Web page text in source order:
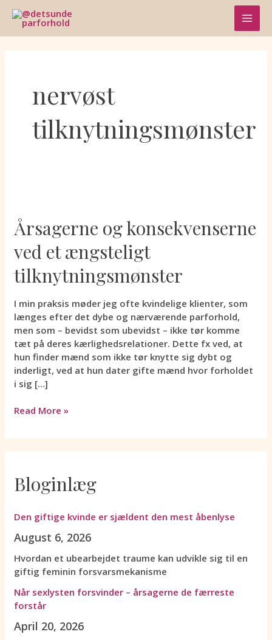
Skip
nervøst
tilknytningsmønster
Årsagerne og konsekvenserne
ved et ængsteligt
tilknytningsmønster
I min praksis møder jeg ofte kvindelige klienter, som
længes efter det dybe og nærværende parforhold,
men som – bevidst som ubevidst – ikke tør komme
tæt på deres kærlighedsrelationer. Dette fx ved, at
hun finder mænd som ikke tør knytte sig dybt og
inderligt, ved at hun dater gifte mænd hvor forholdet
i sig […]
konsekvenserne
ved
et
ængsteligt
tilknytningsmønster
Read More »
Bloginlæg
Den giftige kvinde er sjældent den mest åbenlyse
August 6, 2026
Hvordan et ubearbejdet traume kan udvikle sig til en
giftig feminin forsvarsmekanisme
Når sexlysten forsvinder – årsagerne de færreste
forstår
April 20, 2026